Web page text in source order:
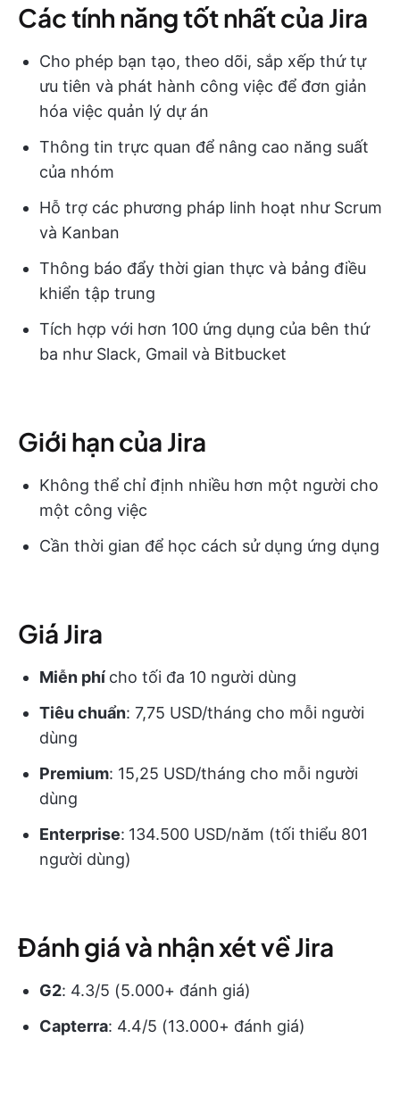
Các tính năng tốt nhất của Jira
Cho phép bạn tạo, theo dõi, sắp xếp thứ tự
ưu tiên và phát hành công việc để đơn giản
hóa việc quản lý dự án
Thông tin trực quan để nâng cao năng suất
của nhóm
Hỗ trợ các phương pháp linh hoạt như Scrum
và Kanban
Thông báo đẩy thời gian thực và bảng điều
khiển tập trung
Tích hợp với hơn 100 ứng dụng của bên thứ
ba như Slack, Gmail và Bitbucket
Giới hạn của Jira
Không thể chỉ định nhiều hơn một người cho
một công việc
Cần thời gian để học cách sử dụng ứng dụng
Giá Jira
Miễn phí cho tối đa 10 người dùng
Tiêu chuẩn: 7,75 USD/tháng cho mỗi người
dùng
Premium: 15,25 USD/tháng cho mỗi người
dùng
Enterprise: 134.500 USD/năm (tối thiểu 801
người dùng)
Đánh giá và nhận xét về Jira
G2: 4.3/5 (5.000+ đánh giá)
Capterra: 4.4/5 (13.000+ đánh giá)